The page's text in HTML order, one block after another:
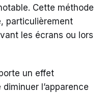
Cette méthode
particulièrement
les écrans ou lors
un effet
l’apparence